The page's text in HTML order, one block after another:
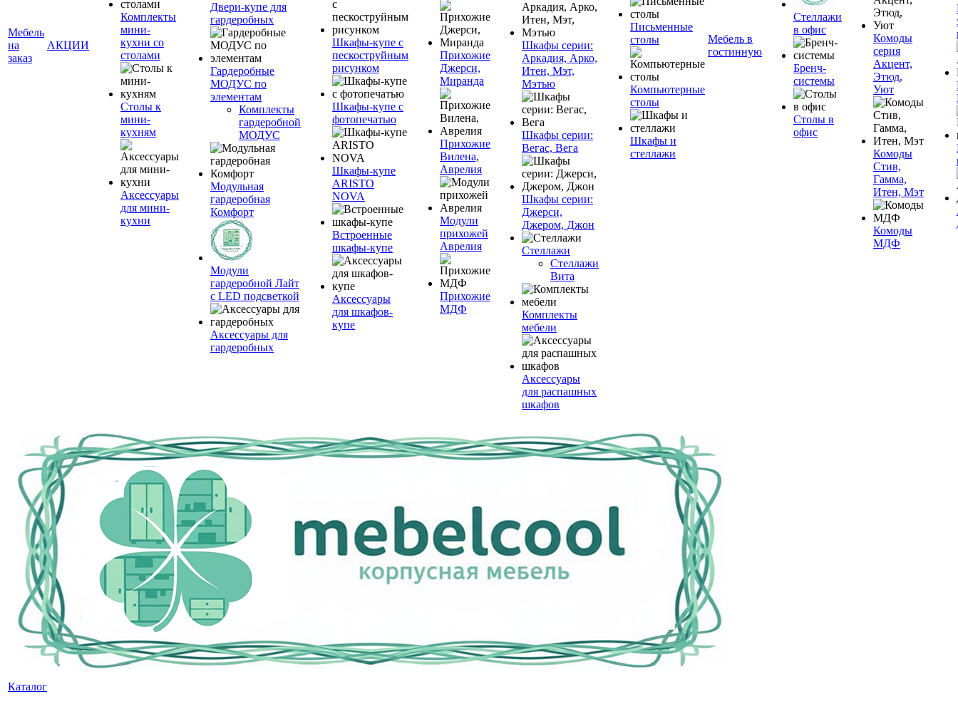
Мебель
на
заказ
АКЦИИ
Комплекты
мини-
кухни со
столами
Столы к
мини-
кухням
Аксессуары
для мини-
кухни
Двери-купе для
гардеробных
Гардеробные
МОДУС по
элементам
Комплекты
гардеробной
МОДУС
Модульная
гардеробная
Комфорт
Модули
гардеробной Лайт
с LED подсветкой
Аксессуары для
гардеробных
Шкафы-купе с
пескоструйным
рисунком
Шкафы-купе с
фотопечатью
Шкафы-купе
ARISTO
NOVA
Встроенные
шкафы-купе
Аксессуары
для шкафов-
купе
Прихожие
Джерси,
Миранда
Прихожие
Вилена,
Аврелия
Модули
прихожей
Аврелия
Прихожие
МДФ
Шкафы серии:
Аркадия, Арко,
Итен, Мэт,
Мэтью
Шкафы серии:
Вегас, Вега
Шкафы серии:
Джерси,
Джером, Джон
Стеллажи
Стеллажи
Вита
Комплекты
мебели
Аксессуары
для распашных
шкафов
Письменные
столы
Компьютерные
столы
Шкафы и
стеллажи
Мебель в
гостинную
Стеллажи
в офис
Бренч-
системы
Столы в
офис
Комоды
серия
Акцент,
Этюд,
Уют
Комоды
Стив,
Гамма,
Итен, Мэт
Комоды
МДФ
Каталог